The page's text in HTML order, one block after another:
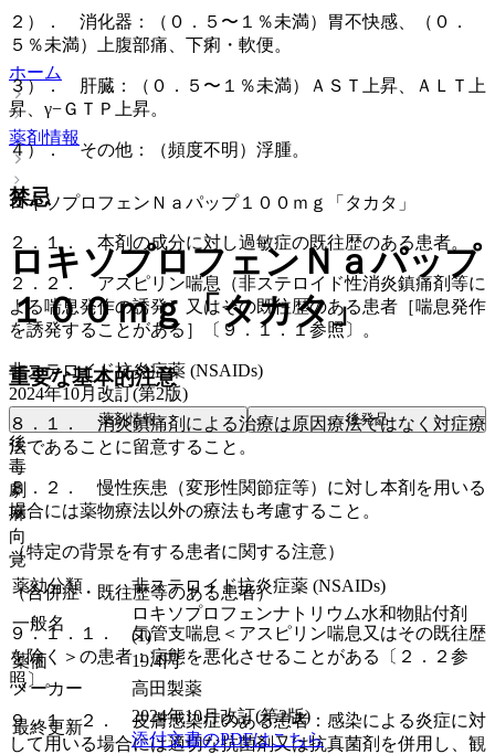
２）． 消化器：（０．５〜１％未満）胃不快感、（０．
５％未満）上腹部痛、下痢・軟便。
３）． 肝臓：（０．５〜１％未満）ＡＳＴ上昇、ＡＬＴ上
昇、γ−ＧＴＰ上昇。
４）． その他：（頻度不明）浮腫。
禁忌
２．１． 本剤の成分に対し過敏症の既往歴のある患者。
２．２． アスピリン喘息（非ステロイド性消炎鎮痛剤等に
よる喘息発作の誘発）又はその既往歴のある患者［喘息発作
を誘発することがある］〔９．１．１参照〕。
重要な基本的注意
８．１． 消炎鎮痛剤による治療は原因療法ではなく対症療
法であることに留意すること。
８．２． 慢性疾患（変形性関節症等）に対し本剤を用いる
場合には薬物療法以外の療法も考慮すること。
（特定の背景を有する患者に関する注意）
（合併症・既往歴等のある患者）
９．１．１． 気管支喘息＜アスピリン喘息又はその既往歴
を除く＞の患者：病態を悪化させることがある〔２．２参
照〕。
９．１．２． 皮膚感染症のある患者：感染による炎症に対
して用いる場合には適切な抗菌剤又は抗真菌剤を併用し、観
ホーム
薬剤情報
ロキソプロフェンＮａパップ１００ｍｇ「タカタ」
ロキソプロフェンＮａパップ
１００ｍｇ「タカタ」
非ステロイド抗炎症薬 (NSAIDs)
2024年10月改訂(第2版)
薬剤情報 後発品
後
毒
劇
麻
向
覚
薬効分類
非ステロイド抗炎症薬 (NSAIDs)
一般名
ロキソプロフェンナトリウム水和物貼付剤
(1)
薬価
19.4円
メーカー
高田製薬
最終更新
2024年10月改訂(第2版)
添付文書のPDFはこちら